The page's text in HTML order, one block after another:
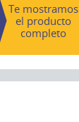
Te mostramos
el producto
completo